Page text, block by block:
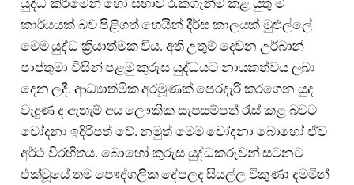
යුද්ධ කිරීමෙන් හෝ සභාව රැකගැනීම කළ යුතු ම
කාර්යයක් බව පිළිගත් හෙයින් දීර්ඝ කාලයක් මුළුල්ලේ
මෙම යුද්ධ ක්‍රියාත්මක විය. අති උතුම් දෙවන උර්බාන්
පාප්තුමා විසින් පළමු කුරුස යුද්ධයට නායකත්වය ලබා
දෙන ලදී. ආධ්‍යාත්මික අරමූණක් පෙරදැරි කරගෙන යුද
වැදුණ ද ඇතැම් අය ලෞකික සැපසම්පත් රැස් කළ බවට
චෝදනා ඉදිරිපත් වේ. නමුත් මෙම චෝදනා බොහෝ ඒව
අර්ථ විරහිතය. බොහෝ කුරුස යුද්ධකරුවන් සටනට
එක්වූයේ තම පෞද්ගලික දේපලද සියල්ල විකුණා දමමින්